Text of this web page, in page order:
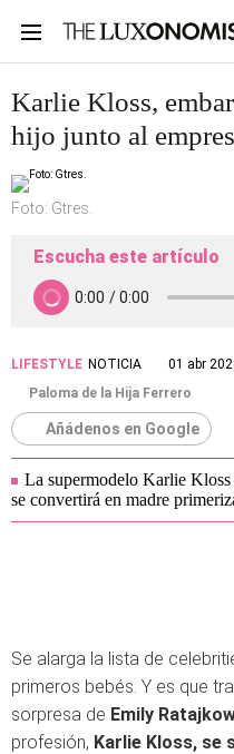
Karlie Kloss,
hijo junto al
Foto: Gtres.
Escucha este artículo
LIFESTYLE NOTICIA
01 abr
Paloma de la Hija Ferrero
Añádenos en Google
La supermodelo Karlie
se convertirá en madre
Se alarga la lista de
primeros bebés. Y es que
sorpresa de Emily
profesión, Karlie Kloss, se